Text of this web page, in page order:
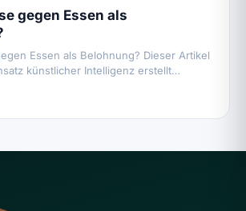
gegen Essen als
Essen als Belohnung? Dieser Artikel
künstlicher Intelligenz erstellt…